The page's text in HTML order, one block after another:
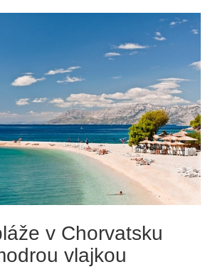
v Chorvatsku
vlajkou